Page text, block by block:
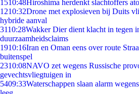
1510:48Hiroshima herdenkt slachtoffers
1210:32Drone met explosieven bij Duits
hybride aanval
3110:28Wakker Dier dient klacht in tegen
duurzaamheidsclaims
1910:16Iran en Oman eens over route
buitenspel
2310:08NAVO zet wegens Russische
gevechtsvliegtuigen in
5409:33Waterschappen slaan alarm